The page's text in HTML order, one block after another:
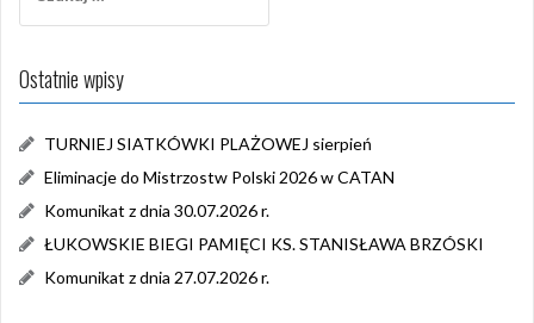
Ostatnie wpisy
TURNIEJ SIATKÓWKI PLAŻOWEJ sierpień
Eliminacje do Mistrzostw Polski 2026 w CATAN
Komunikat z dnia 30.07.2026 r.
ŁUKOWSKIE BIEGI PAMIĘCI KS. STANISŁAWA BRZÓSKI
Komunikat z dnia 27.07.2026 r.